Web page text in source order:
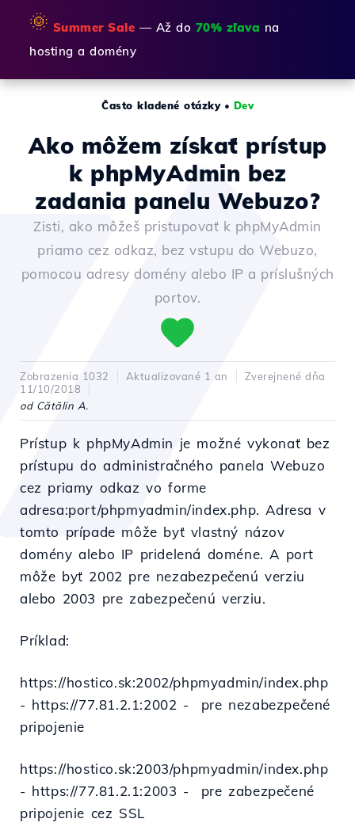
🌞 Summer Sale — Až do 70% zľava na
hosting a domény
Často kladené otázky• Dev
Ako môžem získať prístup
k phpMyAdmin bez
zadania panelu Webuzo?
Zisti, ako môžeš pristupovať k phpMyAdmin
priamo cez odkaz, bez vstupu do Webuzo,
pomocou adresy domény alebo IP a príslušných
portov.
Zobrazenia 1032 Aktualizované 1 an
Zverejnené dňa
11/10/2018
od Cătălin A.
Prístup k phpMyAdmin je možné vykonať bez
prístupu do administračného panela Webuzo
cez priamy odkaz vo forme
adresa:port/phpmyadmin/index.php. Adresa v
tomto prípade môže byť vlastný názov
domény alebo IP pridelená doméne. A port
môže byť 2002 pre nezabezpečenú verziu
alebo 2003 pre zabezpečenú verziu.
Príklad:
https://hostico.sk:2002/phpmyadmin/index.php
- https://77.81.2.1:2002 - pre nezabezpečené
pripojenie
https://hostico.sk:2003/phpmyadmin/index.php
- https://77.81.2.1:2003 - pre zabezpečené
pripojenie cez SSL